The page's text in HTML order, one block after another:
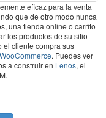
eficaz para la venta
que de otro modo nunca
una tienda online o carrito
los productos de su sitio
el cliente compra sus
WooCommerce. Puedes ver
a construir en Lenos, el